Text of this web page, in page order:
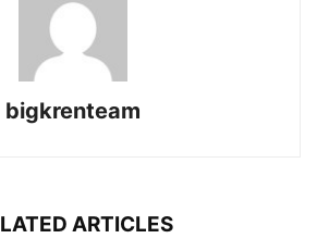
bigkrenteam
ARTICLES